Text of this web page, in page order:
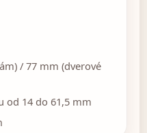
/ 77 mm (dverové
od 14 do 61,5 mm